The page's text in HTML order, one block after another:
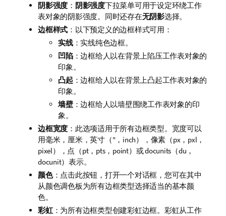
阴影强度 ： 阴影强度下拉菜单可用于设定环绕工作
表对象的阴影强度。同时还存在无阴影选择。
边框样式 ：以下预定义的边框样式可用：
实线：实线纯色边框。
凹陷：边框给人以在背景上陷压工作表对象的
印象。
凸起 ：边框给人以在背景上凸起工作表对象的
印象。
墙壁：边框给人以墙壁围绕工作表对象的印
象。
边框宽度 ：此选项适用于所有边框类型。宽度可以
用毫米，厘米，英寸（"，inch），像素（px，pxl，
pixel），点（pt，pts，point）或 docunits（du，
docunit）表示。
颜色：点击此按钮，打开一个对话框，您可在其中
从颜色调色板为所有边框类型选择适当的基本颜
色。
彩虹：为所有边框类型创建彩虹边框。彩虹从工作